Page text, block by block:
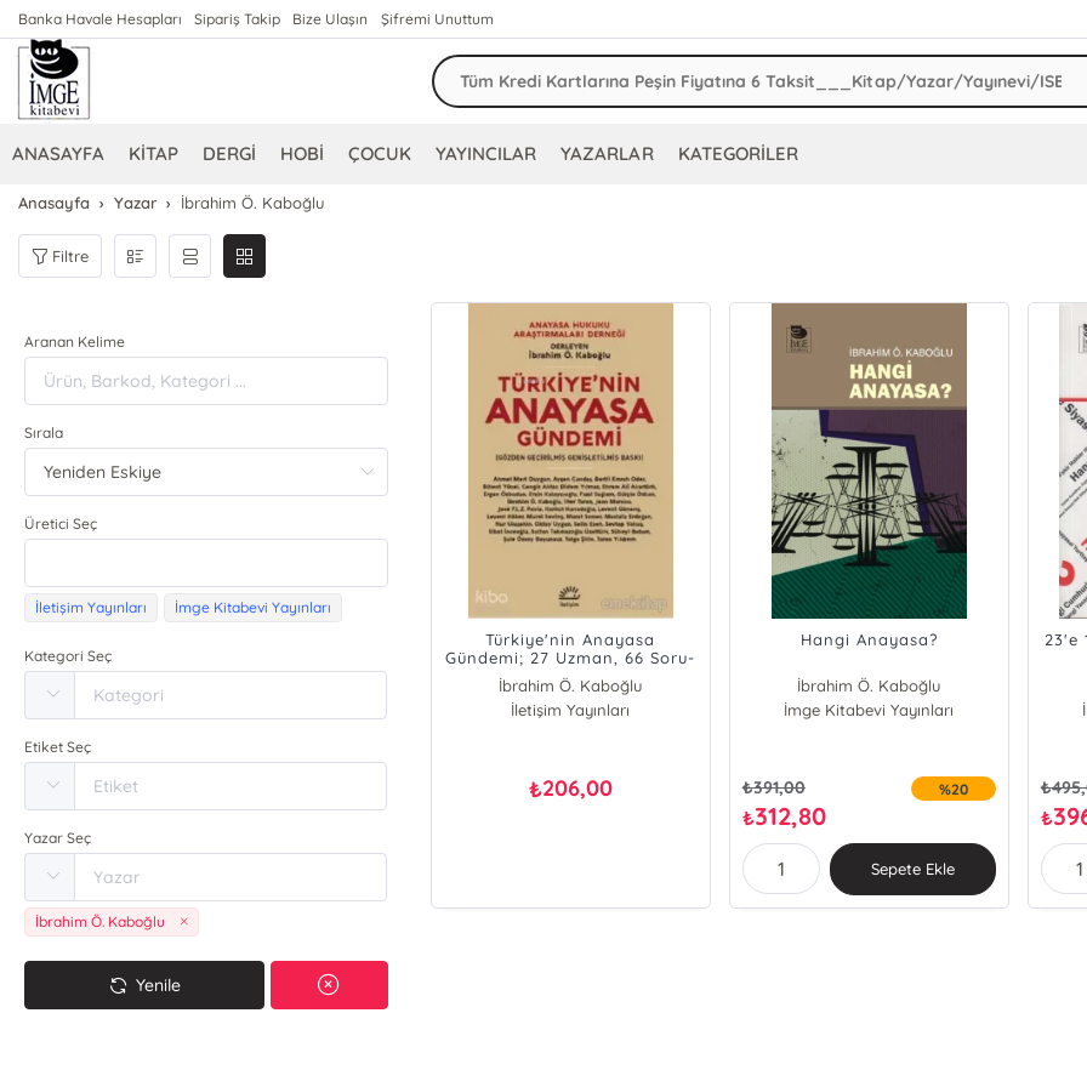
Banka Havale Hesapları Sipariş Takip Bize Ulaşın Şifremi Unuttum
ANASAYFA KİTAP DERGİ HOBİ ÇOCUK YAYINCILAR YAZARLAR KATEGORİLER
Anasayfa Yazar İbrahim Ö. Kaboğlu
Filtre
Aranan Kelime
Sırala
Üretici Seç
İletişim Yayınları İmge Kitabevi Yayınları
Kategori Seç
Etiket Seç
Yazar Seç
İbrahim Ö. Kaboğlu
Yenile
Türkiye'nin Anayasa
Gündemi; 27 Uzman, 66 Soru-
Yanıt
İbrahim Ö. Kaboğlu
İletişim Yayınları
₺206,00
Hangi Anayasa?
İbrahim Ö. Kaboğlu
İmge Kitabevi Yayınları
₺391,00
₺312,80
%20
Sepete Ekle
23'e
₺
₺